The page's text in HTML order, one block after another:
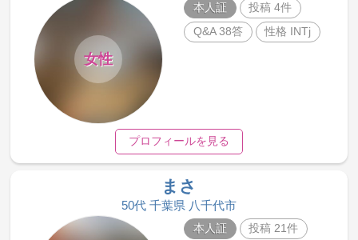
女性
本人証
投稿 4件
Q&A 38答
性格 INTj
プロフィールを見る
まさ
50代 千葉県 八千代市
本人証
投稿 21件